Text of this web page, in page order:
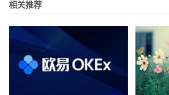
相关推荐